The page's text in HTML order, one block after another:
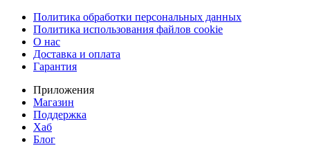
Политика обработки персональных данных
Политика использования файлов cookie
О нас
Доставка и оплата
Гарантия
Приложения
Магазин
Поддержка
Хаб
Блог